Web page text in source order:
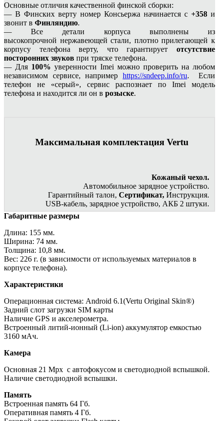
Основные отличия качественной финской сборки:
— В Финских верту номер Консьержа начинается с +358 и
звонит в Финляндию.
— Все детали корпуса выполнены из
высокопрочной нержавеющей стали, плотно прилегающей к
корпусу телефона верту, что гарантирует отсутствие
посторонних звуков при тряске телефона.
— Для 100% уверенности Imei можно проверить на любом
независимом сервисе, например https://sndeep.info/ru. Если
телефон не «серый», сервис распознает по Imei модель
телефона и находится ли он в розыске.
Максимальная комплектация Vertu
Кожаный чехол.
Автомобильное зарядное устройство.
Гарантийный талон, Сертификат, Инструкция.
USB-кабель, зарядное устройство, АКБ 2 штуки.
Габаритные размеры
Длина: 155 мм.
Ширина: 74 мм.
Толщина: 10,8 мм.
Вес: 226 г. (в зависимости от используемых материалов в
корпусе телефона).
Характеристики
Операционная система: Android 6.1(Vertu Original Skin®)
Задний слот загрузки SIM карты
Наличие GPS и акселерометра.
Встроенный литий-ионный (Li-ion) аккумулятор емкостью
3160 мАч.
Камера
Основная 21 Mpx с автофокусом и светодиодной вспышкой.
Наличие светодиодной вспышки.
Память
Встроенная память 64 Гб.
Оперативная память 4 Гб.